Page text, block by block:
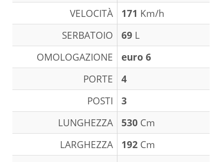
VELOCITÀ
171 Km/h
SERBATOIO
69 L
OMOLOGAZIONE
euro 6
PORTE
4
POSTI
3
LUNGHEZZA
530 Cm
LARGHEZZA
192 Cm